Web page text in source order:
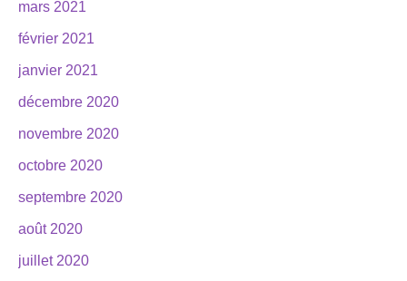
mars 2021
février 2021
janvier 2021
décembre 2020
novembre 2020
octobre 2020
septembre 2020
août 2020
juillet 2020